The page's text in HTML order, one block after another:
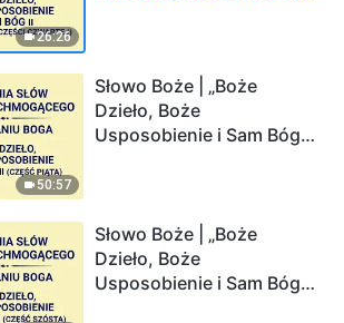
26:26
50:57
Słowo Boże | „Boże
Dzieło, Boże
Usposobienie i Sam Bóg
Słowo Boże | „Boże
Dzieło, Boże
Usposobienie i Sam Bóg